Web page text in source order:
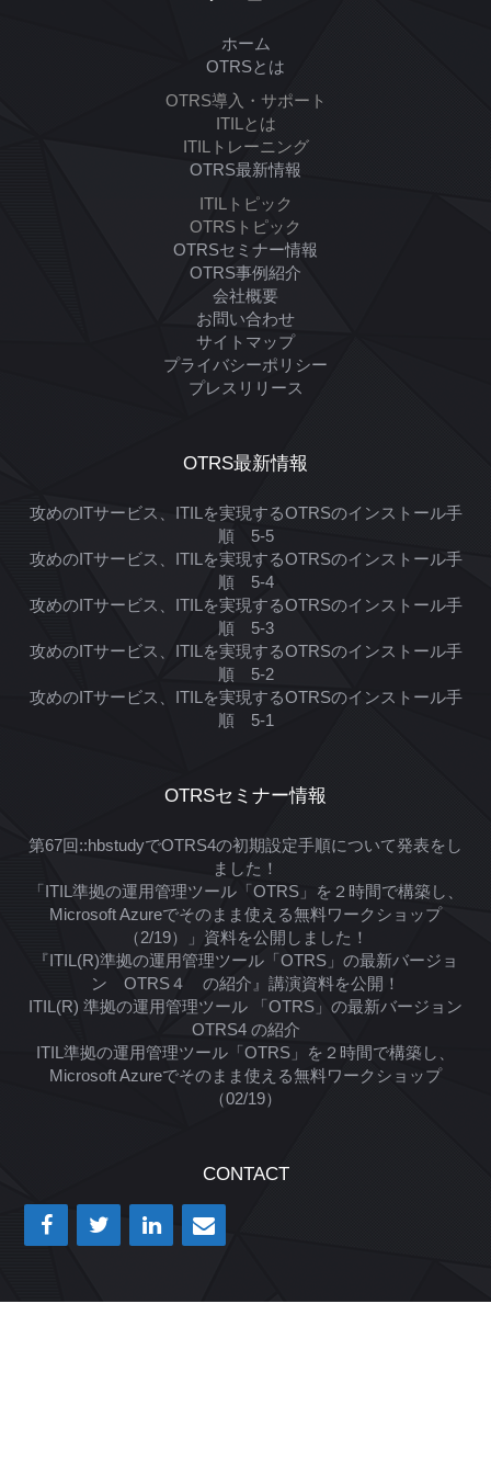
ホーム
OTRSとは
OTRS導入・サポート
ITILとは
ITILトレーニング
OTRS最新情報
ITILトピック
OTRSトピック
OTRSセミナー情報
OTRS事例紹介
会社概要
お問い合わせ
サイトマップ
プライバシーポリシー
プレスリリース
OTRS最新情報
攻めのITサービス、ITILを実現するOTRSのインストール手
順 5-5
攻めのITサービス、ITILを実現するOTRSのインストール手
順 5-4
攻めのITサービス、ITILを実現するOTRSのインストール手
順 5-3
攻めのITサービス、ITILを実現するOTRSのインストール手
順 5-2
攻めのITサービス、ITILを実現するOTRSのインストール手
順 5-1
OTRSセミナー情報
第67回::hbstudyでOTRS4の初期設定手順について発表をし
ました！
「ITIL準拠の運用管理ツール「OTRS」を２時間で構築し、
Microsoft Azureでそのまま使える無料ワークショップ
（2/19）」資料を公開しました！
『ITIL(R)準拠の運用管理ツール「OTRS」の最新バージョ
ン OTRS４ の紹介』講演資料を公開！
ITIL(R) 準拠の運用管理ツール 「OTRS」の最新バージョン
OTRS4 の紹介
ITIL準拠の運用管理ツール「OTRS」を２時間で構築し、
Microsoft Azureでそのまま使える無料ワークショップ
（02/19）
CONTACT